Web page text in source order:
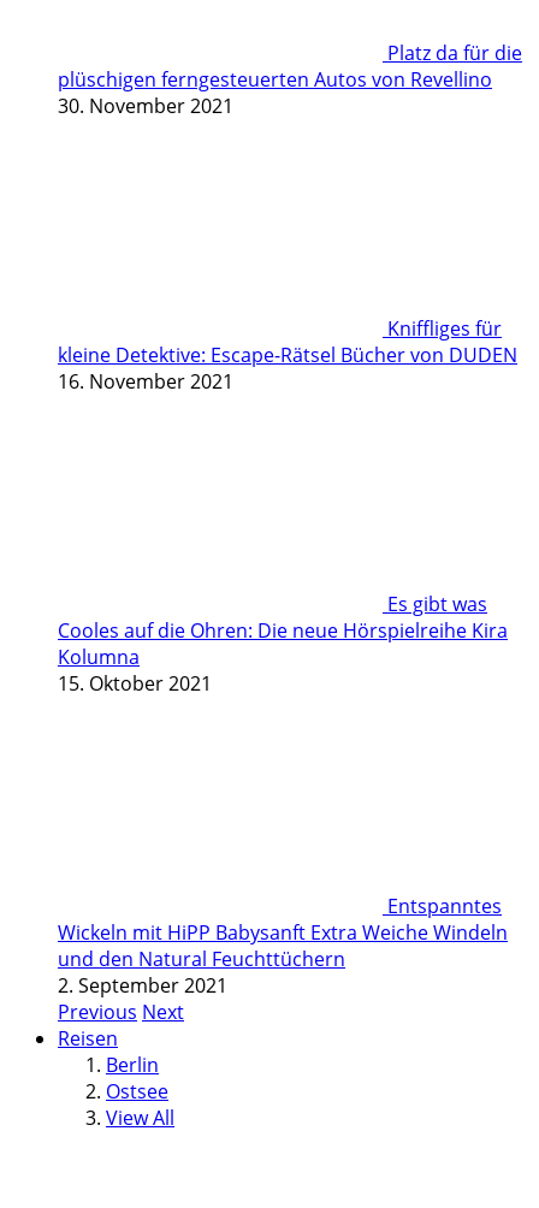
Platz da für die
plüschigen ferngesteuerten Autos von Revellino
30. November 2021
Kniffliges für
kleine Detektive: Escape-Rätsel Bücher von DUDEN
16. November 2021
Es gibt was
Cooles auf die Ohren: Die neue Hörspielreihe Kira
Kolumna
15. Oktober 2021
Entspanntes
Wickeln mit HiPP Babysanft Extra Weiche Windeln
und den Natural Feuchttüchern
2. September 2021
Previous Next
Reisen
Berlin
Ostsee
View All